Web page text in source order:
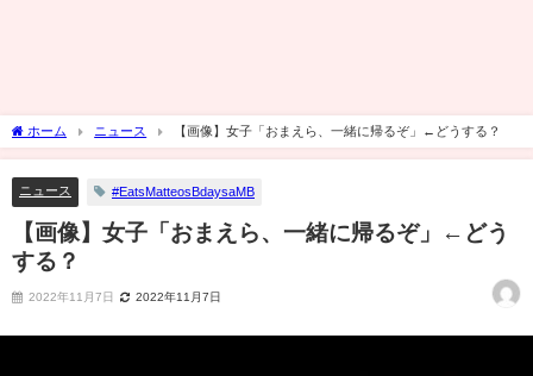
ホーム ニュース 【画像】女子「おまえら、一緒に帰るぞ」←どうする？
ニュース #EatsMatteosBdaysaMB
【画像】女子「おまえら、一緒に帰るぞ」←どう
する？
2022年11月7日 2022年11月7日